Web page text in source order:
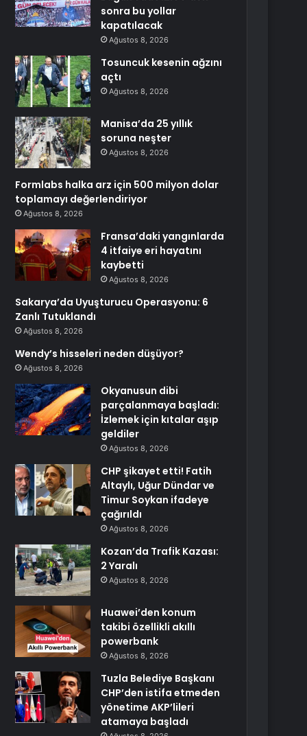
sonra bu yollar
kapatılacak
Ağustos 8, 2026
Tosuncuk kesenin ağzını
açtı
Ağustos 8, 2026
Manisa’da 25 yıllık
soruna neşter
Ağustos 8, 2026
Formlabs halka arz için 500 milyon dolar
toplamayı değerlendiriyor
Ağustos 8, 2026
Fransa’daki yangınlarda
4 itfaiye eri hayatını
kaybetti
Ağustos 8, 2026
Sakarya’da Uyuşturucu Operasyonu: 6
Zanlı Tutuklandı
Ağustos 8, 2026
Wendy’s hisseleri neden düşüyor?
Ağustos 8, 2026
Okyanusun dibi
parçalanmaya başladı:
İzlemek için kıtalar aşıp
geldiler
Ağustos 8, 2026
CHP şikayet etti! Fatih
Altaylı, Uğur Dündar ve
Timur Soykan ifadeye
çağırıldı
Ağustos 8, 2026
Kozan’da Trafik Kazası:
2 Yaralı
Ağustos 8, 2026
Huawei’den konum
takibi özellikli akıllı
powerbank
Ağustos 8, 2026
Tuzla Belediye Başkanı
CHP’den istifa etmeden
yönetime AKP’lileri
atamaya başladı